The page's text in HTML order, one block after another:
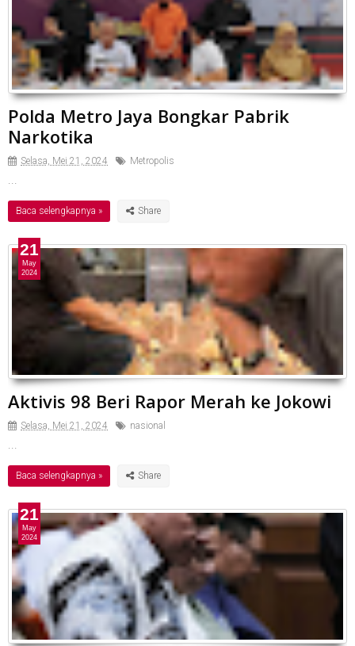
Polda Metro Jaya Bongkar Pabrik
Narkotika
Selasa, Mei 21, 2024 Metropolis
...
Baca selengkapnya »
Aktivis 98 Beri Rapor Merah ke Jokowi
Selasa, Mei 21, 2024 nasional
...
Baca selengkapnya »
21
May
2024
21
May
2024